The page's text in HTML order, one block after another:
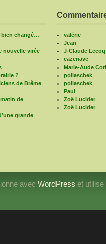
bien changé…
nouvelle virée
?
de Brême
de
grande
valérie
Jean
J-Claude Lecoq
cazenave
Marie-Aude
pollaschek
pollaschek
Paul
Zoë Lucider
Zoë Lucider
avec WordPress et